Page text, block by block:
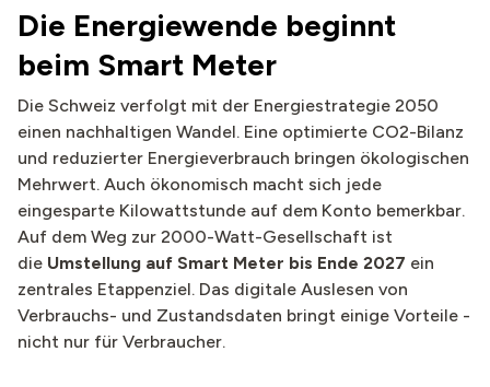
Die Energiewende beginnt
beim Smart Meter​
Die Schweiz verfolgt mit der Energiestrategie 2050
einen nachhaltigen Wandel. Eine optimierte CO2-Bilanz
und reduzierter Energieverbrauch bringen ökologischen
Mehrwert. Auch ökonomisch macht sich jede
eingesparte Kilowattstunde auf dem Konto bemerkbar.​
Auf dem Weg zur 2000-Watt-Gesellschaft ist
die Umstellung auf Smart Meter bis Ende 2027 ein
zentrales Etappenziel. Das digitale Auslesen von
Verbrauchs- und Zustandsdaten bringt einige Vorteile -
nicht nur für Verbraucher.​